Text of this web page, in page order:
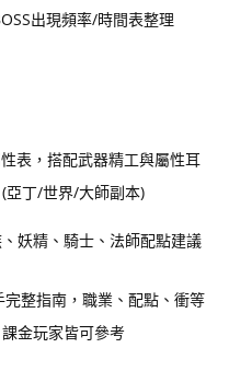
出現頻率/時間表整理
表，搭配武器精工與屬性耳
亞丁/世界/大師副本)
妖精、騎士、法師配點建議
整指南，職業、配點、衝等
金玩家皆可參考